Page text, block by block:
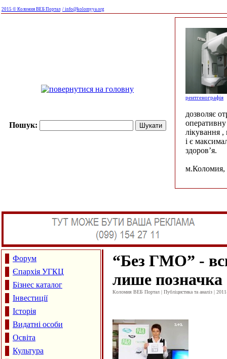
2015 © Коломия ВЕБ Портал / info@kolomyya.org
Пошук:
рентгенографія
дозволяє
лікування ,
і є
здоров’я.
м.Коломия,
Форум
Єпархія УГКЦ
Бізнес каталог
Інвестиції
Історія
Видатні особи
Освіта
Культура
“Без ГМО” -
лише позначка
Коломия ВЕБ Портал | Публіцистика та аналіз |